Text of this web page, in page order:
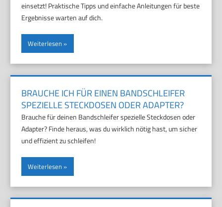
einsetzt! Praktische Tipps und einfache Anleitungen für beste
Ergebnisse warten auf dich.
Weiterlesen
BRAUCHE ICH FÜR EINEN BANDSCHLEIFER
SPEZIELLE STECKDOSEN ODER ADAPTER?
Brauche für deinen Bandschleifer spezielle Steckdosen oder
Adapter? Finde heraus, was du wirklich nötig hast, um sicher
und effizient zu schleifen!
Weiterlesen